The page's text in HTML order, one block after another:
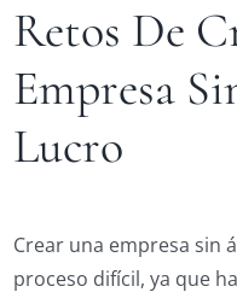
Retos De
Empresa
Lucro
Crear una empresa sin
proceso difícil, ya que